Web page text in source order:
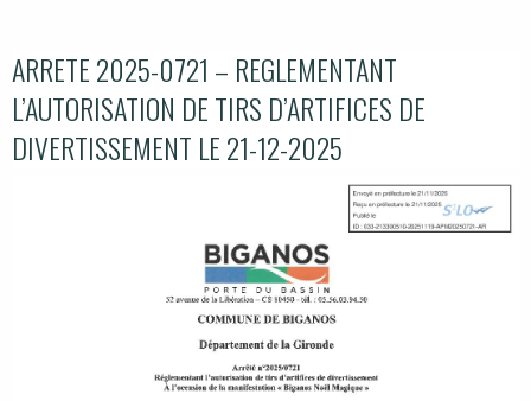
ARRETE 2025-0721 – REGLEMENTANT
L’AUTORISATION DE TIRS D’ARTIFICES DE
DIVERTISSEMENT LE 21-12-2025